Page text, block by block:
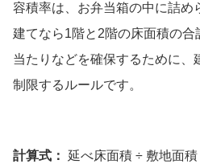
容積率は、お弁当箱の中に詰め
建てなら1階と2階の床面積の合
当たりなどを確保するために、
制限するルールです。
計算式： 延べ床面積 ÷ 敷地面積